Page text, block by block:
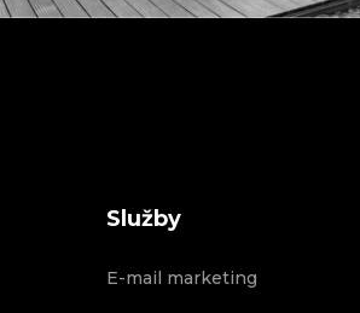
Služby
E-mail marketing